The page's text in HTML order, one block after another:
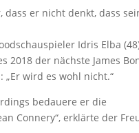
er nicht denkt, dass
Idris Elba
2018 der nächste James
wird es wohl nicht.“
bedauere er die
Connery“, erklärte der